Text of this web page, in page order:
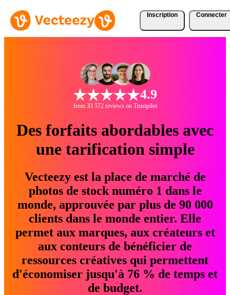
Inscription Connecter
4.9
from 33 572 reviews on Trustpilot
Des forfaits abordables avec
une tarification simple
Vecteezy est la place de marché de
photos de stock numéro 1 dans le
monde, approuvée par plus de 90 000
clients dans le monde entier. Elle
permet aux marques, aux créateurs et
aux conteurs de bénéficier de
ressources créatives qui permettent
d'économiser jusqu'à 76 % de temps et
de budget.